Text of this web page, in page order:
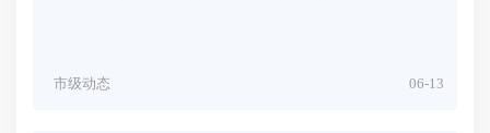
06-13
市级动态